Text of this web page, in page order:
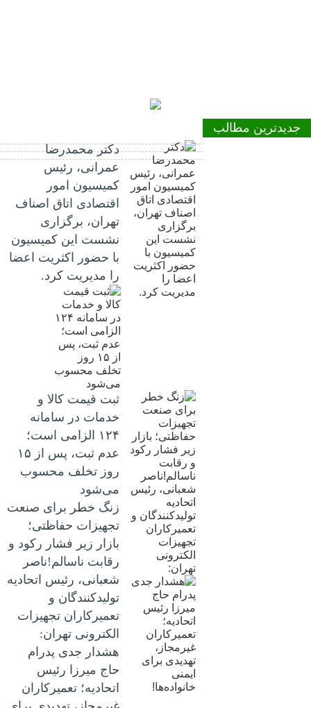
جدیدترین مطالب
دکتر محمدرضا
عمرانی، رئیس
کمیسیون امور
اقتصادی اتاق اصناف
تهران، برگزاری
نشست این کمیسیون
با حضور اکثریت اعضا
را مدیریت کرد.
ثبت قیمت کالا و
خدمات در سامانه
۱۲۴ الزامی است؛
عدم ثبت، پس از ۱۵
روز تخلف محسوب
می‌شود
زنگ خطر برای صنعت
تجهیزات حفاظتی؛
بازار زیر فشار رکود و
رقابت ناسالم!ناصر
شعبانی، رئیس اتحادیه
تولیدکنندگان و
تعمیرکاران تجهیزات
الکترونی تهران:
هشدار جدی پدرام
حاج میرزا رئیس
اتحادیه؛ تعمیرکاران